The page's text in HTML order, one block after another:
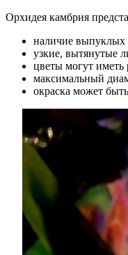
Орхидея камбрия
наличие выпуклых
узкие, вытянутые
цветы могут иметь
максимальный
окраска может